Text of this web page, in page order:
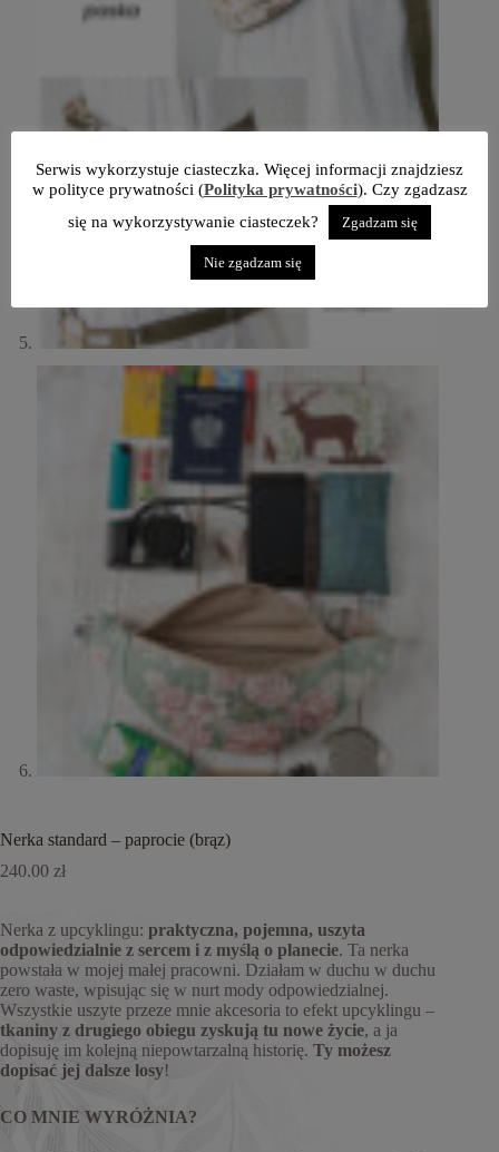
Nerka standard – paprocie (brąz)
240.00 zł
Nerka z upcyklingu: praktyczna, pojemna, uszyta
odpowiedzialnie z sercem i z myślą o planecie. Ta nerka
powstała w mojej małej pracowni. Działam w duchu w duchu
zero waste, wpisując się w nurt mody odpowiedzialnej.
Wszystkie uszyte przeze mnie akcesoria to efekt upcyklingu –
tkaniny z drugiego obiegu zyskują tu nowe życie, a ja
dopisuję im kolejną niepowtarzalną historię. Ty możesz
dopisać jej dalsze losy!
CO MNIE WYRÓŻNIA?
Serwis wykorzystuje ciasteczka. Więcej informacji znajdziesz
w polityce prywatności (Polityka prywatności). Czy zgadzasz
się na wykorzystywanie ciasteczek?
Zgadzam się
Nie zgadzam się